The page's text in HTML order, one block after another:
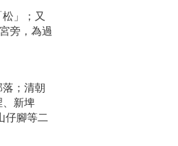
」；又
旁，為過
；清朝
、新埤
仔腳等二